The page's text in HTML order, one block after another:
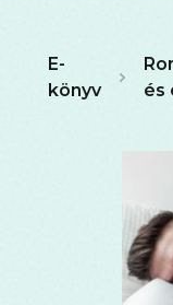
E-
könyv
és